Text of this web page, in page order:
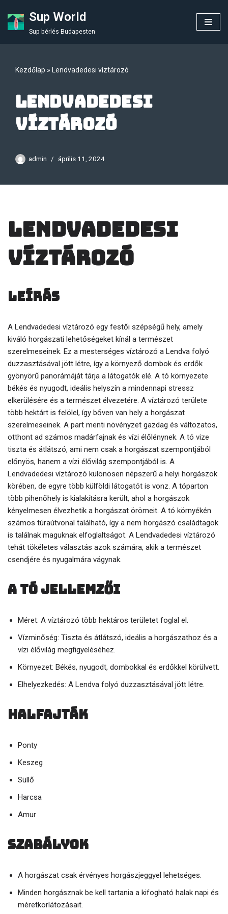
Skip
Sup World
Sup bérlés Budapesten
Kezdőlap » Lendvadedesi víztározó
Lendvadedesi
víztározó
admin április 11, 2024
Lendvadedesi
víztározó
Leírás
A Lendvadedesi víztározó egy festői szépségű hely, amely
kiváló horgászati lehetőségeket kínál a természet
szerelmeseinek. Ez a mesterséges víztározó a Lendva folyó
duzzasztásával jött létre, így a környező dombok és erdők
gyönyörű panorámáját tárja a látogatók elé. A tó környezete
békés és nyugodt, ideális helyszín a mindennapi stressz
elkerülésére és a természet élvezetére. A víztározó területe
több hektárt is felölel, így bőven van hely a horgászat
szerelmeseinek. A part menti növényzet gazdag és változatos,
otthont ad számos madárfajnak és vízi élőlénynek. A tó vize
tiszta és átlátszó, ami nem csak a horgászat szempontjából
előnyös, hanem a vízi élővilág szempontjából is. A
Lendvadedesi víztározó különösen népszerű a helyi horgászok
körében, de egyre több külföldi látogatót is vonz. A tóparton
több pihenőhely is kialakításra került, ahol a horgászok
kényelmesen élvezhetik a horgászat örömeit. A tó környékén
számos túraútvonal található, így a nem horgászó családtagok
is találnak maguknak elfoglaltságot. A Lendvadedesi víztározó
tehát tökéletes választás azok számára, akik a természet
csendjére és nyugalmára vágynak.
A tó jellemzői
Méret: A víztározó több hektáros területet foglal el.
Vízminőség: Tiszta és átlátszó, ideális a horgászathoz és a
vízi élővilág megfigyeléséhez.
Környezet: Békés, nyugodt, dombokkal és erdőkkel körülvett.
Elhelyezkedés: A Lendva folyó duzzasztásával jött létre.
Halfajták
Ponty
Keszeg
Süllő
Harcsa
Amur
Szabályok
A horgászat csak érvényes horgászjeggyel lehetséges.
Minden horgásznak be kell tartania a kifogható halak napi és
méretkorlátozásait.